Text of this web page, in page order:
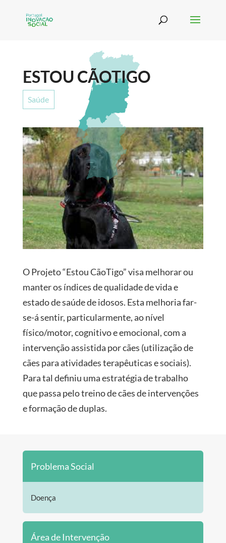
ESTOU CÃOTIGO
Saúde
O Projeto “Estou CãoTigo” visa melhorar ou
manter os índices de qualidade de vida e
estado de saúde de idosos. Esta melhoria far-
se-á sentir, particularmente, ao nível
físico/motor, cognitivo e emocional, com a
intervenção assistida por cães (utilização de
cães para atividades terapêuticas e sociais).
Para tal definiu uma estratégia de trabalho
que passa pelo treino de cães de intervenções
e formação de duplas.
Problema Social
Doença
Área de Intervenção